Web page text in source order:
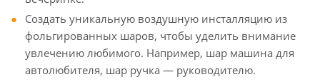
Создать уникальную воздушную инсталляцию из
фольгированных шаров, чтобы уделить внимание
увлечению любимого. Например, шар машина для
автолюбителя, шар ручка — руководителю.